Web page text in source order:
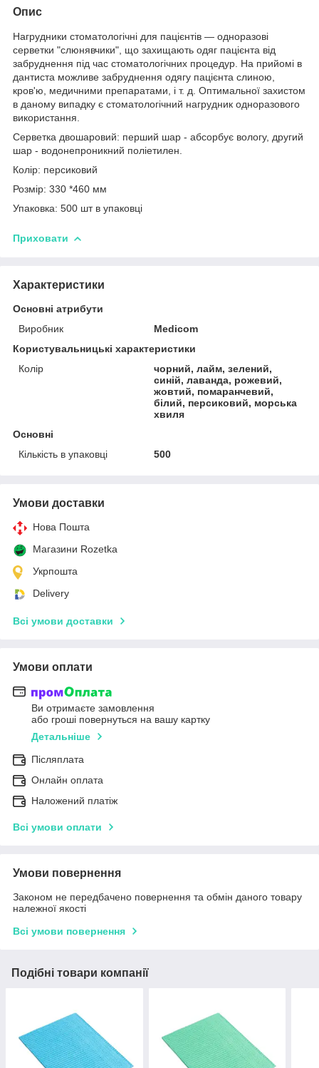
Опис
Нагрудники стоматологічні для пацієнтів ― одноразові
серветки "слюнявчики", що захищають одяг пацієнта від
забруднення під час стоматологічних процедур. На прийомі в
дантиста можливе забруднення одягу пацієнта слиною,
кров'ю, медичними препаратами, і т. д. Оптимальної захистом
в даному випадку є стоматологічний нагрудник одноразового
використання.
Серветка двошаровий: перший шар - абсорбує вологу, другий
шар - водонепроникний поліетилен.
Колір: персиковий
Розмір: 330 *460 мм
Упаковка: 500 шт в упаковці
Приховати
Характеристики
Основні атрибути
Виробник
Medicom
Користувальницькі характеристики
Колір
чорний, лайм, зелений,
синій, лаванда, рожевий,
жовтий, помаранчевий,
білий, персиковий, морська
хвиля
Основні
Кількість в упаковці
500
Умови доставки
Нова Пошта
Магазини Rozetka
Укрпошта
Delivery
Всі умови доставки
Умови оплати
Ви отримаєте замовлення
або гроші повернуться на вашу картку
Детальніше
Післяплата
Онлайн оплата
Наложений платіж
Всі умови оплати
Умови повернення
Законом не передбачено повернення та обмін даного товару
належної якості
Всі умови повернення
Подібні товари компанії